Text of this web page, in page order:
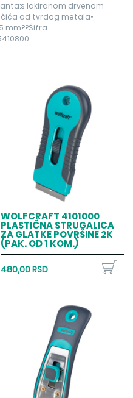
lakiranom drvenom
od tvrdog metala•
mm??Šifra
WOLFCRAFT 4101000
PLASTIČNA STRUGALICA
ZA GLATKE POVRŠINE 2K
(PAK. OD 1 KOM.)
480,00 RSD